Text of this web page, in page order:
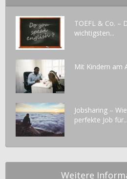
TOEFL & Co. –
wichtigsten...
Mit Kindern am
Jobsharing –
perfekte Job für...
Weitere